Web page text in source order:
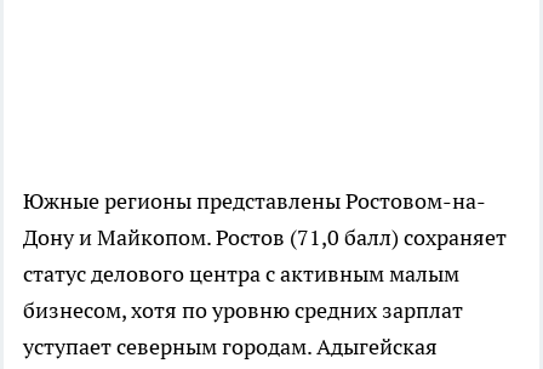
Южные регионы представлены Ростовом-на-
Дону и Майкопом. Ростов (71,0 балл) сохраняет
статус делового центра с активным малым
бизнесом, хотя по уровню средних зарплат
уступает северным городам. Адыгейская